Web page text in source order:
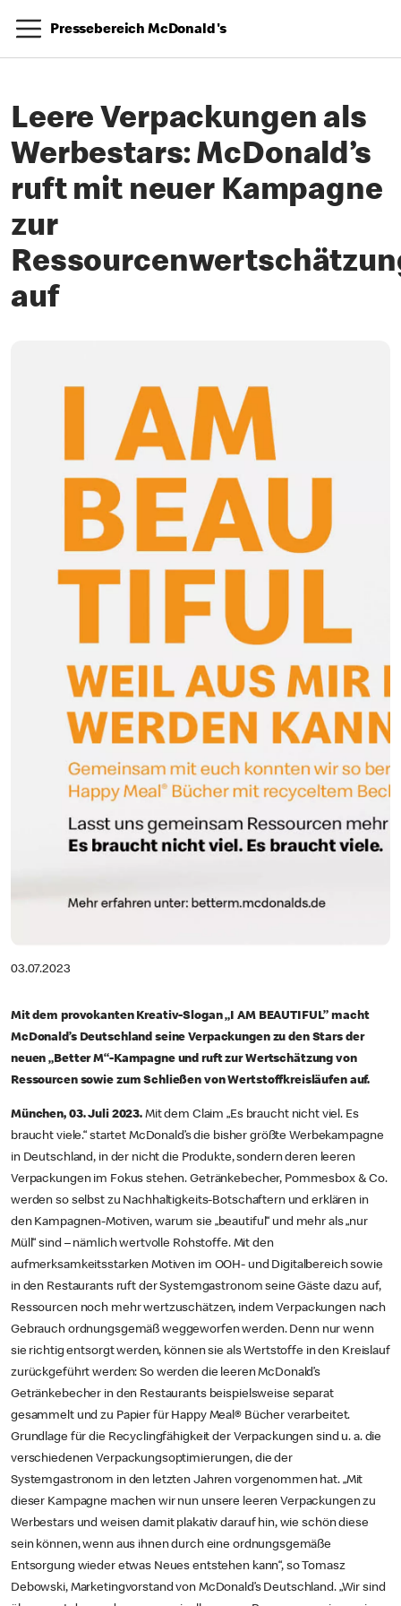
Pressebereich McDonald's
Leere Verpackungen als
Werbestars: McDonald’s
ruft mit neuer Kampagne
zur
auf
03.07.2023
Mit dem provokanten Kreativ-Slogan „I AM BEAUTIFUL” macht
McDonald’s Deutschland seine Verpackungen zu den Stars der
neuen „Better M“-Kampagne und ruft zur Wertschätzung von
Ressourcen sowie zum Schließen von Wertstoffkreisläufen auf.
München, 03. Juli 2023. Mit dem Claim „Es braucht nicht viel. Es
braucht viele.“ startet McDonald’s die bisher größte Werbekampagne
in Deutschland, in der nicht die Produkte, sondern deren leeren
Verpackungen im Fokus stehen. Getränkebecher, Pommesbox & Co.
werden so selbst zu Nachhaltigkeits-Botschaftern und erklären in
den Kampagnen-Motiven, warum sie „beautiful“ und mehr als „nur
Müll“ sind – nämlich wertvolle Rohstoffe. Mit den
aufmerksamkeitsstarken Motiven im OOH- und Digitalbereich sowie
in den Restaurants ruft der Systemgastronom seine Gäste dazu auf,
Ressourcen noch mehr wertzuschätzen, indem Verpackungen nach
Gebrauch ordnungsgemäß weggeworfen werden. Denn nur wenn
sie richtig entsorgt werden, können sie als Wertstoffe in den Kreislauf
zurückgeführt werden: So werden die leeren McDonald’s
Getränkebecher in den Restaurants beispielsweise separat
gesammelt und zu Papier für Happy Meal® Bücher verarbeitet.
Grundlage für die Recyclingfähigkeit der Verpackungen sind u. a. die
verschiedenen Verpackungsoptimierungen, die der
Systemgastronom in den letzten Jahren vorgenommen hat. „Mit
dieser Kampagne machen wir nun unsere leeren Verpackungen zu
Werbestars und weisen damit plakativ darauf hin, wie schön diese
sein können, wenn aus ihnen durch eine ordnungsgemäße
Entsorgung wieder etwas Neues entstehen kann“, so Tomasz
Debowski, Marketingvorstand von McDonald’s Deutschland. „Wir sind